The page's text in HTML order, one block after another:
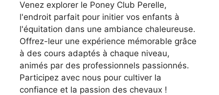
Venez explorer le Poney Club Perelle,
l'endroit parfait pour initier vos enfants à
l'équitation dans une ambiance chaleureuse.
Offrez-leur une expérience mémorable grâce
à des cours adaptés à chaque niveau,
animés par des professionnels passionnés.
Participez avec nous pour cultiver la
confiance et la passion des chevaux !